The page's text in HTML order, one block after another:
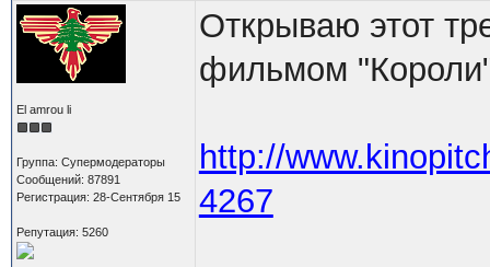
El amrou li
Группа: Супермодераторы
Сообщений: 87891
Регистрация: 28-Сентября 15
Репутация: 5260
Открываю этот
фильмом
http://
4267